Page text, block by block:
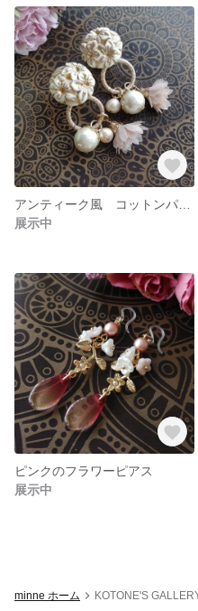
展示中
ピンクのフラワーピアス
展示中
minne ホーム KOTONE'S